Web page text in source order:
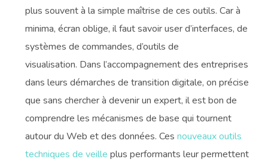
plus souvent à la simple maîtrise de ces outils. Car à
minima, écran oblige, il faut savoir user d’interfaces, de
systèmes de commandes, d’outils de
visualisation. Dans l’accompagnement des entreprises
dans leurs démarches de transition digitale, on précise
que sans chercher à devenir un expert, il est bon de
comprendre les mécanismes de base qui tournent
autour du Web et des données. Cesnouveaux outils
techniques de veille plus performants leur permettent